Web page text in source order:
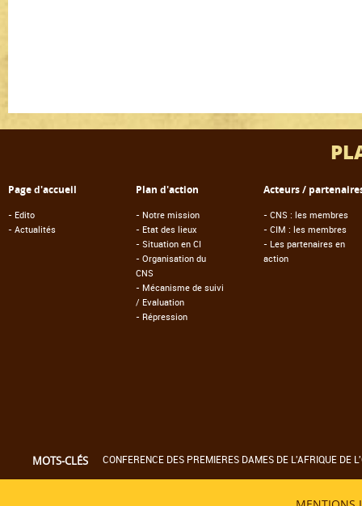
Page d'accueil
- Edito
- Actualités
Plan d'action
- Notre mission
- Etat des lieux
- Situation en CI
- Organisation du
CNS
- Mécanisme de suivi
/ Evaluation
- Répression
Acteurs /
- CNS : les membres
- CIM : les membres
- Les partenaires en
action
MOTS-CLÉS CONFERENCE DES PREMIERES DAMES DE L'AFRIQUE DE